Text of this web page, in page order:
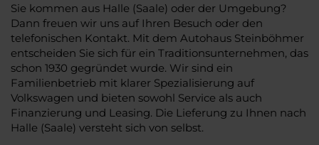
Sie kommen aus Halle (Saale) oder der Umgebung?
Dann freuen wir uns auf Ihren Besuch oder den
telefonischen Kontakt. Mit dem Autohaus Steinböhmer
entscheiden Sie sich für ein Traditionsunternehmen, das
schon 1930 gegründet wurde. Wir sind ein
Familienbetrieb mit klarer Spezialisierung auf
Volkswagen und bieten sowohl Service als auch
Finanzierung und Leasing. Die Lieferung zu Ihnen nach
Halle (Saale) versteht sich von selbst.